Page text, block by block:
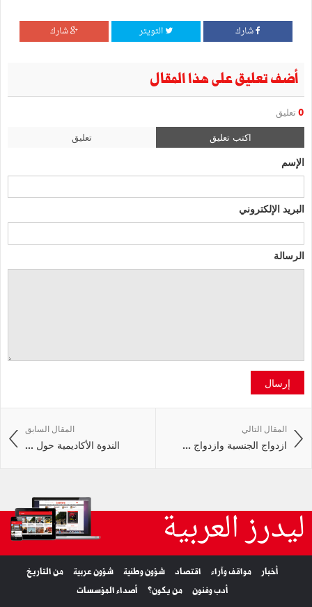
شارك التويتر شارك
أضف تعليق على هذا المقال
0 تعليق
اكتب تعليق تعليق
الإسم
البريد الإلكتروني
الرسالة
إرسال
المقال السابق
الندوة الأكاديمية حول ...
المقال التالي
ازدواج الجنسية وازدواج ...
ليدرز العربية
أخبار مواقف وآراء اقتصاد شؤون وطنية شؤون عربية
من التاريخ
أدب وفنون
من يكون؟ أصداء المؤسسات